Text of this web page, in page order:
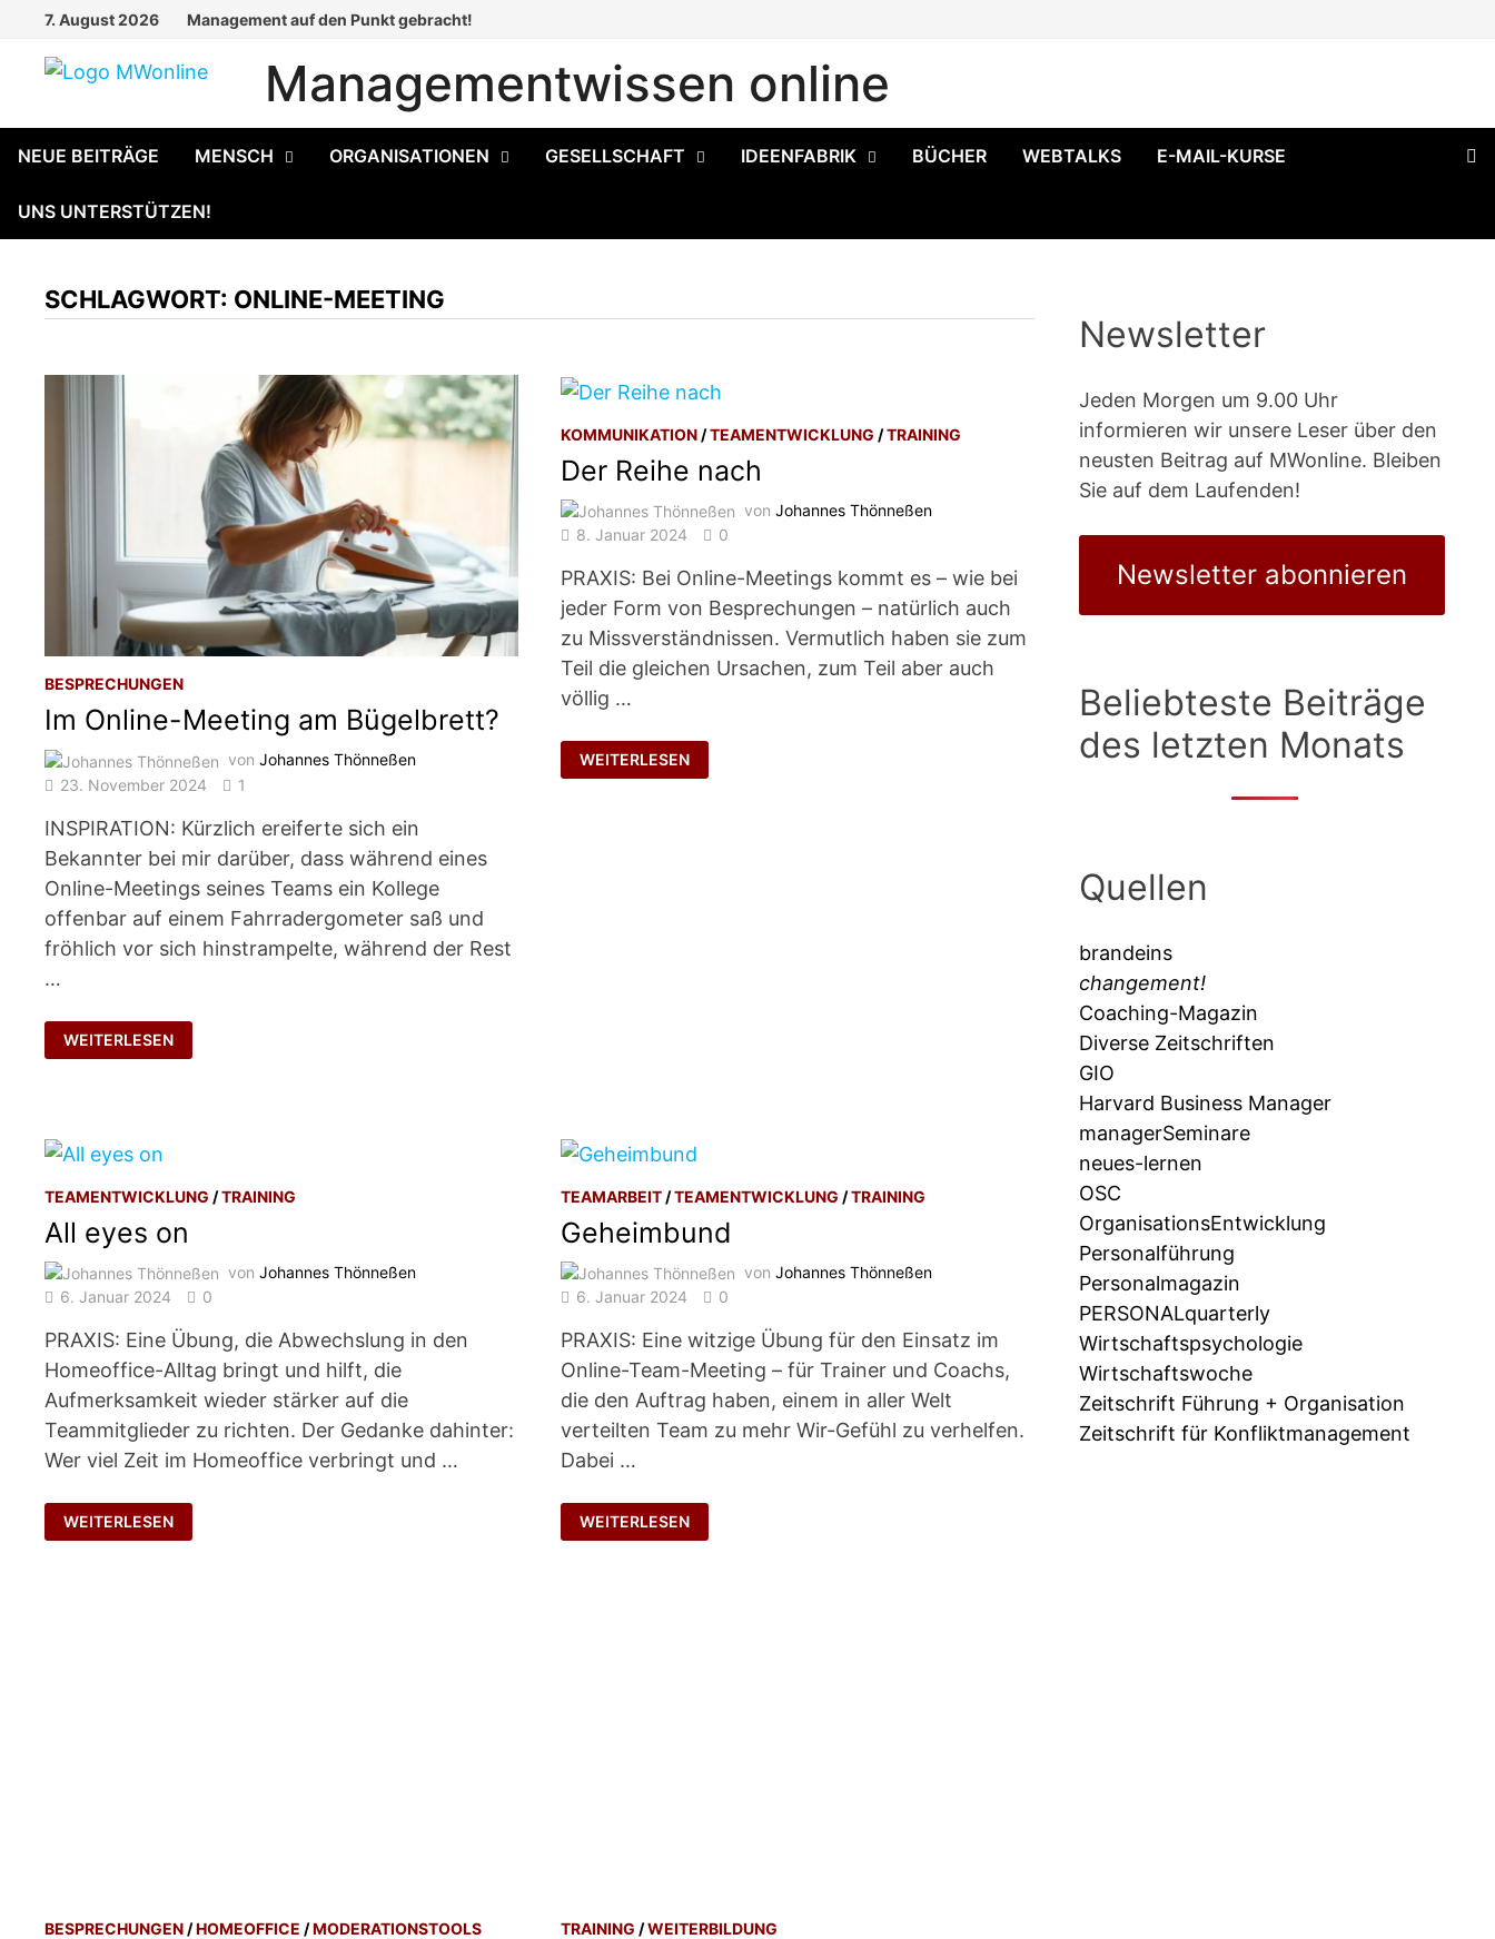
springen
7. August 2026 Management auf den Punkt gebracht!
Managementwissen online
NEUE BEITRÄGE MENSCH ORGANISATIONEN GESELLSCHAFT IDEENFABRIK BÜCHER WEBTALKS E-MAIL-KURSE
UNS UNTERSTÜTZEN!
SCHLAGWORT: ONLINE-MEETING
BESPRECHUNGEN
Im Online-Meeting am Bügelbrett?
vonJohannes Thönneßen
23. November 2024
1
INSPIRATION: Kürzlich ereiferte sich ein
Bekannter bei mir darüber, dass während eines
Online-Meetings seines Teams ein Kollege
offenbar auf einem Fahrradergometer saß und
fröhlich vor sich hinstrampelte, während der Rest
…
IM
ONLINE-
MEETING
WEITERLESEN
KOMMUNIKATION /TEAMENTWICKLUNG /TRAINING
Der Reihe nach
vonJohannes Thönneßen
8. Januar 2024
0
PRAXIS: Bei Online-Meetings kommt es – wie bei
jeder Form von Besprechungen – natürlich auch
zu Missverständnissen. Vermutlich haben sie zum
Teil die gleichen Ursachen, zum Teil aber auch
völlig …
DER
REIHE
NACH
WEITERLESEN
TEAMENTWICKLUNG /TRAINING
All eyes on
vonJohannes Thönneßen
6. Januar 2024
0
PRAXIS: Eine Übung, die Abwechslung in den
Homeoffice-Alltag bringt und hilft, die
Aufmerksamkeit wieder stärker auf die
Teammitglieder zu richten. Der Gedanke dahinter:
Wer viel Zeit im Homeoffice verbringt und …
ALL
EYES
ON
WEITERLESEN
TEAMARBEIT /TEAMENTWICKLUNG /TRAINING
Geheimbund
vonJohannes Thönneßen
6. Januar 2024
0
PRAXIS: Eine witzige Übung für den Einsatz im
Online-Team-Meeting – für Trainer und Coachs,
die den Auftrag haben, einem in aller Welt
verteilten Team zu mehr Wir-Gefühl zu verhelfen.
Dabei …
GEHEIMBUND
WEITERLESEN
BESPRECHUNGEN /HOMEOFFICE /MODERATIONSTOOLS TRAINING /WEITERBILDUNG
Newsletter
Jeden Morgen um 9.00 Uhr
informieren wir unsere Leser über den
neusten Beitrag auf MWonline. Bleiben
Sie auf dem Laufenden!
Newsletter abonnieren
Beliebteste Beiträge
des letzten Monats
Quellen
brandeins
changement!
Coaching-Magazin
Diverse Zeitschriften
GIO
Harvard Business Manager
managerSeminare
neues-lernen
OSC
OrganisationsEntwicklung
Personalführung
Personalmagazin
PERSONALquarterly
Wirtschaftspsychologie
Wirtschaftswoche
Zeitschrift Führung + Organisation
Zeitschrift für Konfliktmanagement